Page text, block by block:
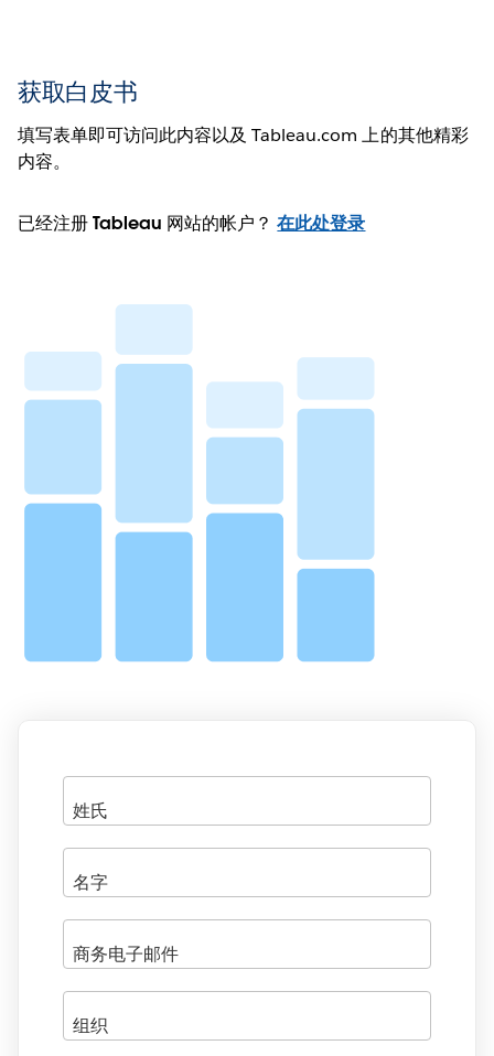
获取白皮书
填写表单即可访问此内容以及 Tableau.com 上的其他精彩
内容。
已经注册 Tableau 网站的帐户？在此处登录